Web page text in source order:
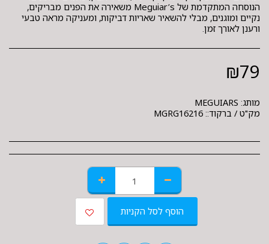
הנוסחה המתקדמת של Meguiar’s משאירה את הפנים מבריקים,
נקיים ומוגנים, מבלי להשאיר שאריות דביקות, ומעניקה מראה טבעי
ורענן לאורך זמן.
₪79
מותג: MEGUIARS
מק"ט / ברקוד:: MGRG16216
הוסף לסל הקניות